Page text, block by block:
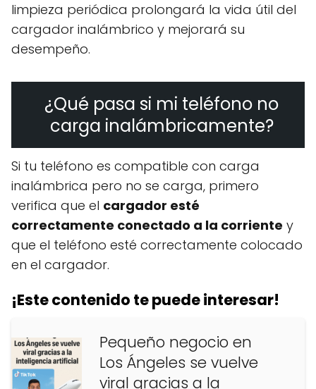
limpieza periódica prolongará la vida útil del
cargador inalámbrico y mejorará su
desempeño.
¿Qué pasa si mi teléfono no
carga inalámbricamente?
Si tu teléfono es compatible con carga
inalámbrica pero no se carga, primero
verifica que el cargador esté
correctamente conectado a la corriente y
que el teléfono esté correctamente colocado
en el cargador.
¡Este contenido te puede interesar!
Pequeño negocio en
Los Ángeles se vuelve
viral gracias a la